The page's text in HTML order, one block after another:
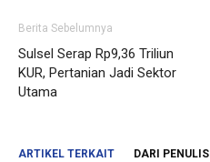
Berita Sebelumnya
Sulsel Serap Rp9,36 Triliun
KUR, Pertanian Jadi Sektor
Utama
ARTIKEL TERKAIT DARI PENULIS